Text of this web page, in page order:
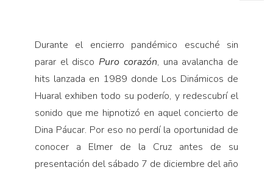
Durante el encierro pandémico escuché sin
parar el disco Puro corazón, una avalancha de
hits lanzada en 1989 donde Los Dinámicos de
Huaral exhiben todo su poderío, y redescubrí el
sonido que me hipnotizó en aquel concierto de
Dina Páucar. Por eso no perdí la oportunidad de
conocer a Elmer de la Cruz antes de su
presentación del sábado 7 de diciembre del año